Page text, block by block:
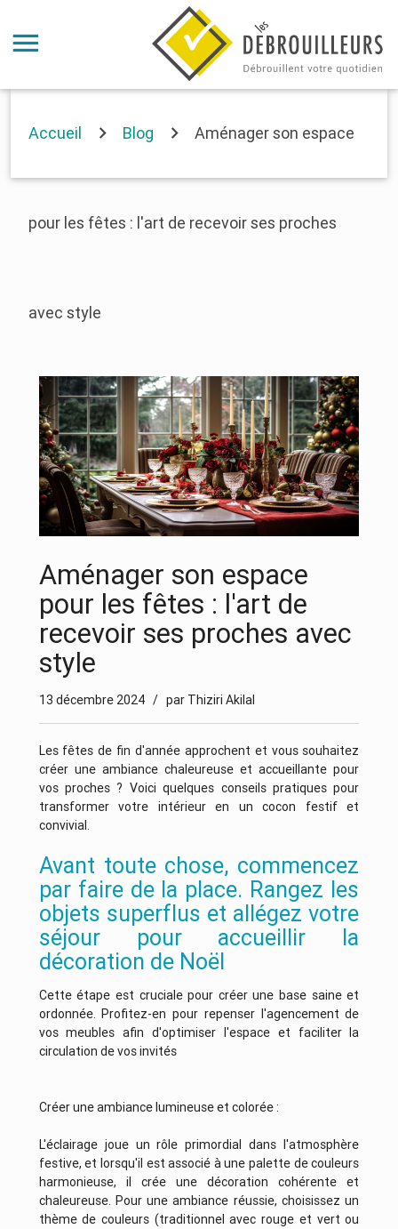
Accueil Blog Aménager son espace
pour les fêtes : l'art de recevoir ses proches
avec style
Aménager son espace
pour les fêtes : l'art de
recevoir ses proches avec
style
13 décembre 2024/ par Thiziri Akilal
Les fêtes de fin d'année approchent et vous souhaitez
créer une ambiance chaleureuse et accueillante pour
vos proches ? Voici quelques conseils pratiques pour
transformer votre intérieur en un cocon festif et
convivial.
Avant toute chose, commencez
par faire de la place. Rangez les
objets superflus et allégez votre
séjour pour accueillir la
décoration de Noël
Cette étape est cruciale pour créer une base saine et
ordonnée. Profitez-en pour repenser l'agencement de
vos meubles afin d'optimiser l'espace et faciliter la
circulation de vos invités
Créer une ambiance lumineuse et colorée :
L'éclairage joue un rôle primordial dans l'atmosphère
festive, et lorsqu'il est associé à une palette de couleurs
harmonieuse, il crée une décoration cohérente et
chaleureuse. Pour une ambiance réussie, choisissez un
thème de couleurs (traditionnel avec rouge et vert ou